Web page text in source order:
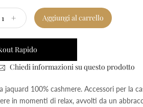
+ Aggiungi al carrello
Rapido
Chiedi informazioni su questo prodotto
jaquard 100% cashmere. Accessori per la
in momenti di relax, avvolti da un